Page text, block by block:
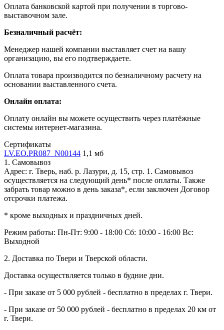
Оплата банковской картой при получении в торгово-
выставочном зале.
Безналичный расчёт:
Менеджер нашей компании выставляет счет на вашу
организацию, вы его подтверждаете.
Оплата товара производится по безналичному расчету на
основании выставленного счета.
Онлайн оплата:
Оплату онлайн вы можете осуществить через платёжные
системы интернет-магазина.
Сертификаты
LV.EO.PR087_N00144 1,1 мб
1. Самовывоз
Адрес: г. Тверь, наб. р. Лазури, д. 15, стр. 1. Самовывоз
осуществляется на следующий день* после оплаты. Также
забрать товар можно в день заказа*, если заключен Договор
отсрочки платежа.
* кроме выходных и праздничных дней.
Режим работы: Пн-Пт: 9:00 - 18:00 Сб: 10:00 - 16:00 Вс:
Выходной
2. Доставка по Твери и Тверской области.
Доставка осуществляется только в будние дни.
- При заказе от 5 000 рублей - бесплатно в пределах г. Твери.
- При заказе от 50 000 рублей - бесплатно в пределах 20 км от
г. Твери.